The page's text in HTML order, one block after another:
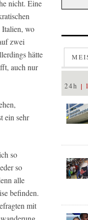
nicht. Eine
Italien, wo
zwei
hätte
auch nur
ein sehr
so
so
alle
befinden.
mit
24h